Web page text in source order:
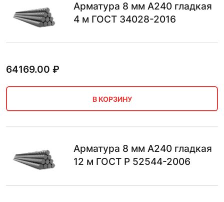
Арматура 8 мм А240 гладкая
4 м ГОСТ 34028-2016
64169.00 ₽
В КОРЗИНУ
Арматура 8 мм А240 гладкая
12 м ГОСТ Р 52544-2006